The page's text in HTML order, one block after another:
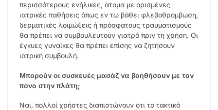
περισσότερους ενήλικες, άτομα με ορισμένες
ιατρικές παθήσεις όπως εν τω βάθει φλεβοθρόμβωση,
δερματικές λοιμώξεις ή πρόσφατους τραυματισμούς
θα πρέπει να συμβουλευτούν γιατρό πριν τη χρήση. Οι
έγκυες γυναίκες θα πρέπει επίσης να ζητήσουν
ιατρική συμβουλή.
Μπορούν οι συσκευές μασάζ να βοηθήσουν με τον
πόνο στην πλάτη;
Ναι, πολλοί χρήστες διαπιστώνουν ότι το τακτικό